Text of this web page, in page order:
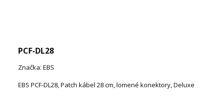
PCF-DL28
Značka: EBS
EBS PCF-DL28, Patch kábel 28 cm, lomené konektory, Deluxe